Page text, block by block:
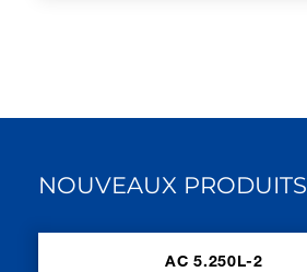
NOUVEAUX PRODUITS
AC 5.250L-2